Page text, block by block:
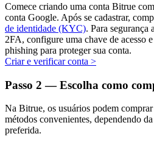
Aprenda a apostar
Aprenda como ganhar renda
Bitrue
AI
Comece criando uma conta Bitrue
conta Google. Após se cadastrar,
de identidade (KYC). Para
2FA, configure uma chave de acesso
phishing para proteger sua conta.
Criar e verificar conta >
Passo 2 — Escolha como
Na Bitrue, os usuários podem
métodos convenientes, dependendo
preferida.